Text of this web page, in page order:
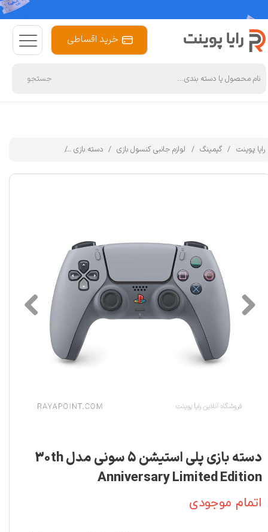
جستجو
خرید اقساطی
رایا پوینت گیمینگ لوازم جانبی کنسول بازی دسته بازی
دسته بازی پلی استیشن 5 سونی مدل 30th
Anniversary Limited Edition
اتمام موجودی